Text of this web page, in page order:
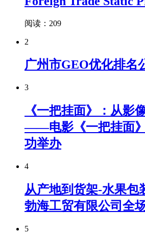
阅读：209
2
广州市GEO优化排名
3
《一把挂面》：从影
——电影《一把挂面
功举办
4
从产地到货架-水果包
勃海工贸有限公司全
5